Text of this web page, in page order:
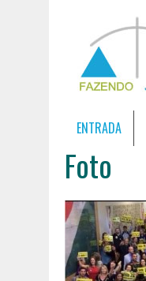
ENTRADA
Foto